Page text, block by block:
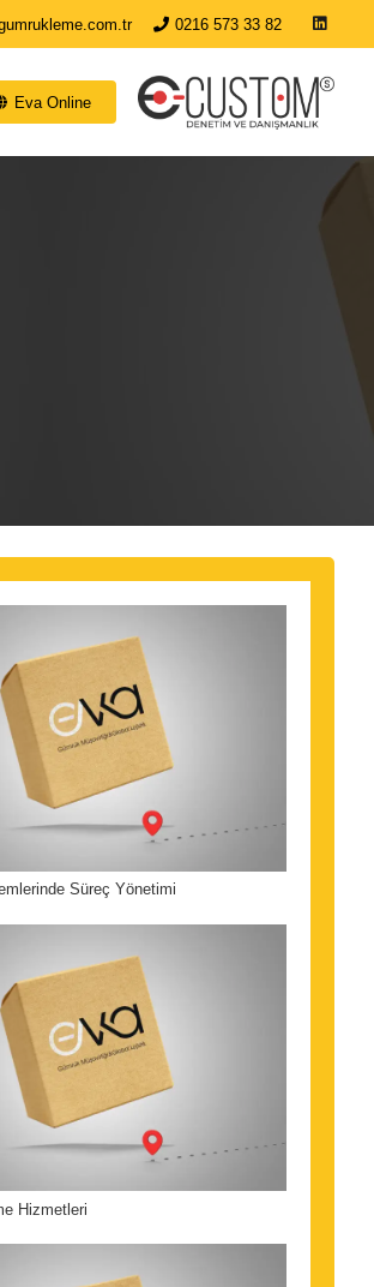
0216 573 33 82
Eva Online
Süreç Yönetimi
Hizmetleri